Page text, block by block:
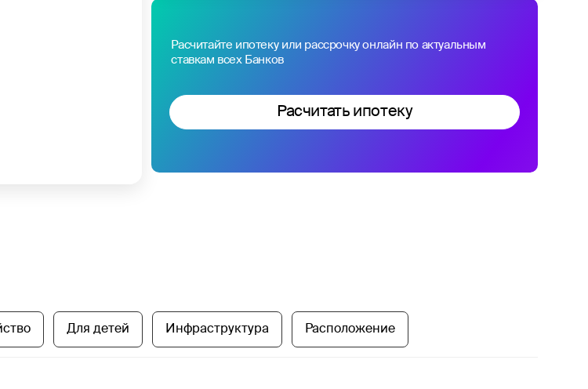
Расчитайте ипотеку или рассрочку онлайн по актуальным
ставкам всех Банков
Расчитать ипотеку
Для детей Инфраструктура Расположение